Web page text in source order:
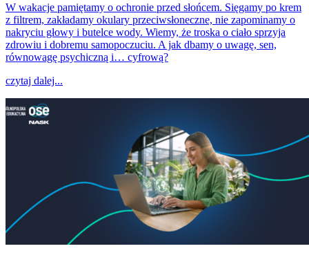
W wakacje pamiętamy o ochronie przed słońcem. Sięgamy po krem
z filtrem, zakładamy okulary przeciwsłoneczne, nie zapominamy o
nakryciu głowy i butelce wody. Wiemy, że troska o ciało sprzyja
zdrowiu i dobremu samopoczuciu. A jak dbamy o uwagę, sen,
równowagę psychiczną i… cyfrową?
czytaj dalej...